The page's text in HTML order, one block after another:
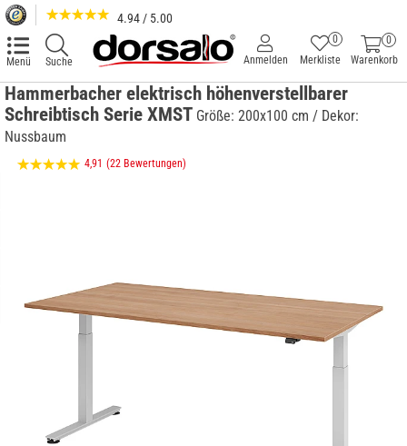
4.94 / 5.00
Menü Suche
0
Warenkorb
Merkliste
0
Anmelden
Hammerbacher elektrisch höhenverstellbarer
Schreibtisch Serie XMST Größe: 200x100 cm / Dekor:
Nussbaum
4,91 (22 Bewertungen)